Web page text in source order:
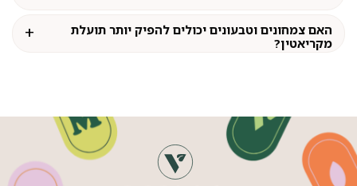
האם צמחונים וטבעונים יכולים להפיק יותר תועלת
מקריאטין?